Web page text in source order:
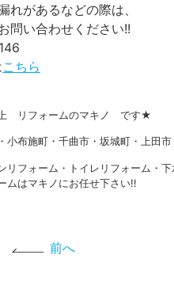
れがあるなどの際は、
問い合わせください!!
こちら
リフォームのマキノ です★
小布施町・千曲市・坂城町・上田
リフォーム・トイレリフォーム・
ムはマキノにお任せ下さい!!
前へ